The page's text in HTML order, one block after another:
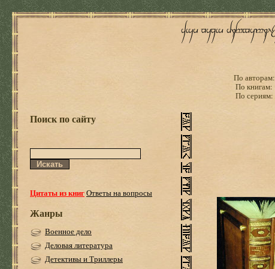
По авторам:
По книгам:
По сериям:
Поиск по сайту
Цитаты из книгОтветы на вопросы
Жанры
Военное дело
Деловая литература
Детективы и Триллеры